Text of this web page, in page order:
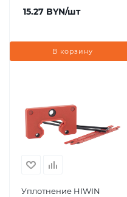
15.27 BYN/шт
В корзину
Уплотнение HIWIN